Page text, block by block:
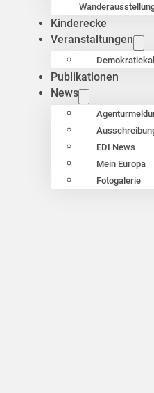
Kinderecke
Veranstaltungen
Publikationen
News
EDI News
Mein Europa
Fotogalerie